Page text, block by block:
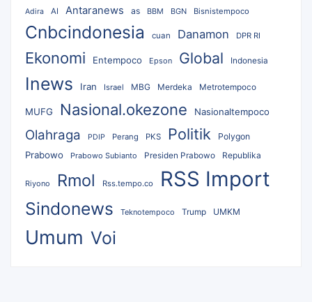
Adira AI Antaranews as BBM BGN Bisnistempoco
Cnbcindonesia cuan Danamon DPR RI
Ekonomi Entempoco Epson Global Indonesia
Inews Iran Israel MBG Merdeka Metrotempoco
MUFG Nasional.okezone Nasionaltempoco
Olahraga PDIP Perang PKS Politik Polygon
Prabowo Prabowo Subianto Presiden Prabowo Republika
Riyono Rmol Rss.tempo.co RSS Import
Sindonews Teknotempoco Trump UMKM
Umum Voi